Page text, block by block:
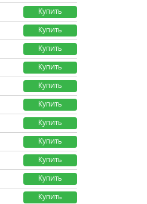
Купить
Купить
Купить
Купить
Купить
Купить
Купить
Купить
Купить
Купить
Купить